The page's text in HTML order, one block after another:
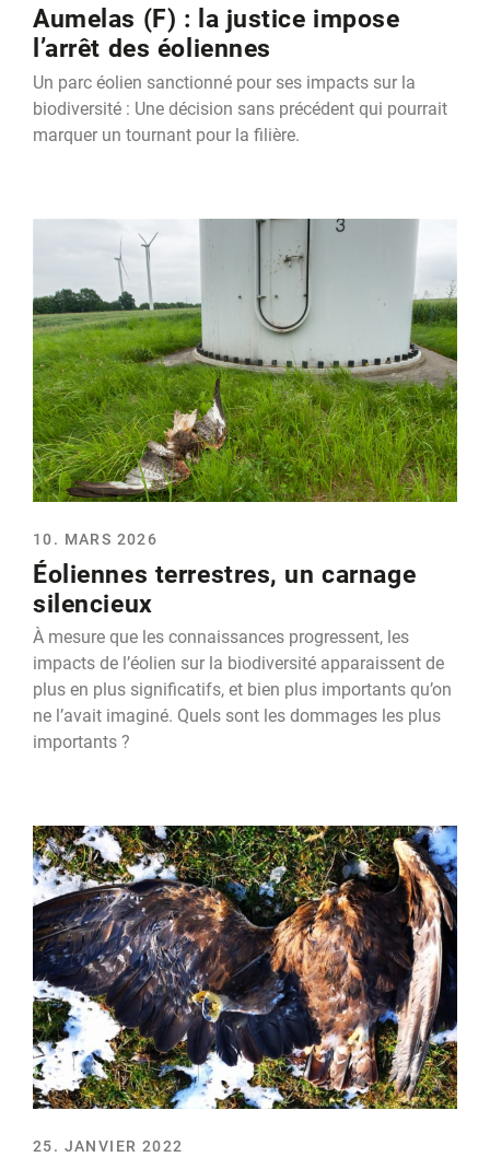
Aumelas (F) : la justice impose
l’arrêt des éoliennes
Un parc éolien sanctionné pour ses impacts sur la
biodiversité : Une décision sans précédent qui pourrait
marquer un tournant pour la filière.
10. MARS 2026
Éoliennes terrestres, un carnage
silencieux
À mesure que les connaissances progressent, les
impacts de l’éolien sur la biodiversité apparaissent de
plus en plus significatifs, et bien plus importants qu’on
ne l’avait imaginé. Quels sont les dommages les plus
importants ?
25. JANVIER 2022